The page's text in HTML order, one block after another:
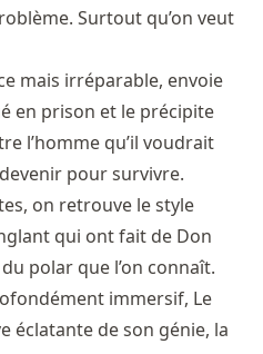
Surtout qu’on veut
mais irréparable, envoie
en prison et le précipite
l’homme qu’il voudrait
pour survivre.
on retrouve le style
qui ont fait de Don
polar que l’on connaît.
immersif, Le
éclatante de son génie, la